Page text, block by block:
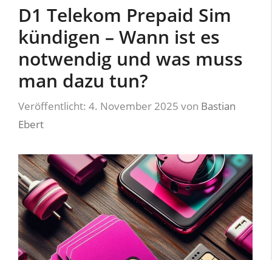
D1 Telekom Prepaid Sim
kündigen – Wann ist es
notwendig und was muss
man dazu tun?
Veröffentlicht: 4. November 2025 von Bastian
Ebert